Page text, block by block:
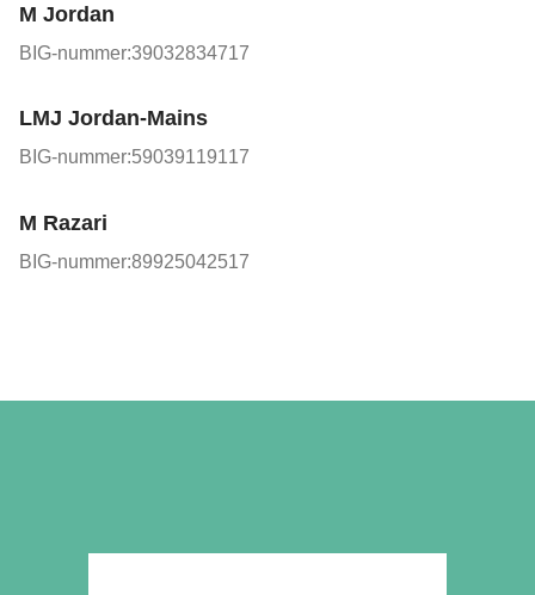
M Jordan
BIG-nummer:39032834717
LMJ Jordan-Mains
BIG-nummer:59039119117
M Razari
BIG-nummer:89925042517